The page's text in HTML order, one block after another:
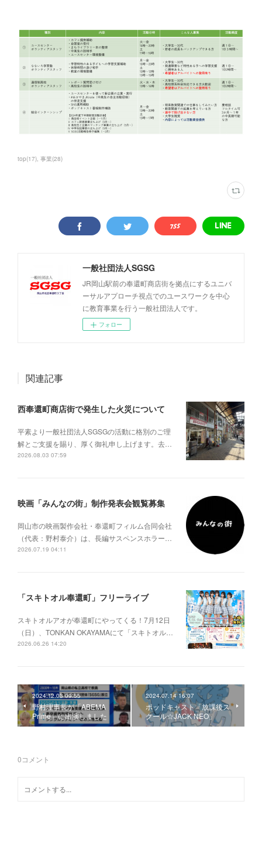
top(17) 事業(28)
一般社団法人SGSG
JR岡山駅前の奉還町商店街を拠点にするユニバ
ーサルアプローチ視点でのユースワークを中心
に教育事業を行う一般社団法人です。
フォロー
関連記事
西奉還町商店街で発生した火災について
平素より一般社団法人SGSGの活動に格別のご理
解とご支援を賜り、厚く御礼申し上げます。去…
2026.08.03 07:59
映画「みんなの街」制作発表会観覧募集
岡山市の映画製作会社・奉還町フィルム合同会社
（代表：野村泰介）は、長編サスペンスホラー…
2026.07.19 04:11
「スキトオル奉還町」フリーライブ
スキトオルアオが奉還町にやってくる！7月12日
（日）、TONKAN OKAYAMAにて「スキトオル…
2026.06.26 14:20
2024.12.03 09:55
野村理事長が「ABEMA
Prime」に出演しました
2024.07.14 16:07
ポッドキャスト「放課後ス
クール☆JACK NEO」
0コメント